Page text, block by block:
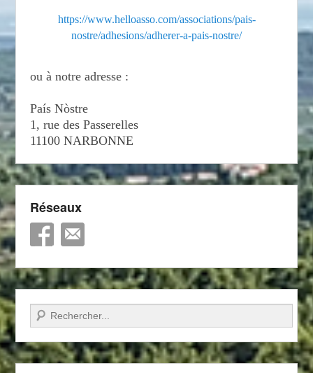
https://www.helloasso.com/associations/pais-
nostre/adhesions/adherer-a-pais-nostre/
ou à notre adresse :
País Nòstre
1, rue des Passerelles
11100 NARBONNE
Réseaux
Recherche